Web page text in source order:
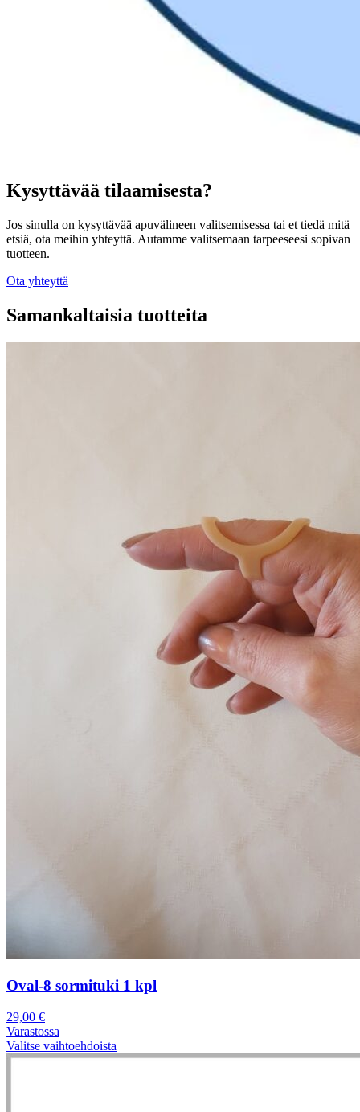
Kysyttävää tilaamisesta?
Jos sinulla on kysyttävää apuvälineen valitsemisessa tai et tiedä mitä
etsiä, ota meihin yhteyttä. Autamme valitsemaan tarpeeseesi sopivan
tuotteen.
Ota yhteyttä
Samankaltaisia tuotteita
Oval-8 sormituki 1 kpl
29,00 €
Varastossa
Valitse vaihtoehdoista